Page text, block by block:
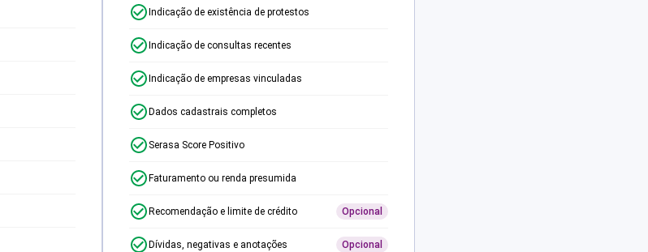
Indicação de existência de protestos
Indicação de consultas recentes
Indicação de empresas vinculadas
Dados cadastrais completos
Serasa Score Positivo
Faturamento ou renda presumida
Recomendação e limite de crédito Opcional
Dívidas, negativas e anotações Opcional